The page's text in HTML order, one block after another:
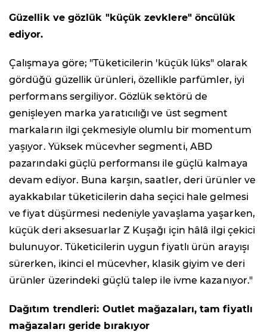
Güzellik ve gözlük "küçük zevklere" öncülük
ediyor.
Çalışmaya göre; "Tüketicilerin 'küçük lüks" olarak
gördüğü güzellik ürünleri, özellikle parfümler, iyi
performans sergiliyor. Gözlük sektörü de
genişleyen marka yaratıcılığı ve üst segment
markaların ilgi çekmesiyle olumlu bir momentum
yaşıyor. Yüksek mücevher segmenti, ABD
pazarındaki güçlü performansı ile güçlü kalmaya
devam ediyor. Buna karşın, saatler, deri ürünler ve
ayakkabılar tüketicilerin daha seçici hale gelmesi
ve fiyat düşürmesi nedeniyle yavaşlama yaşarken,
küçük deri aksesuarlar Z Kuşağı için hâlâ ilgi çekici
bulunuyor. Tüketicilerin uygun fiyatlı ürün arayışı
sürerken, ikinci el mücevher, klasik giyim ve deri
ürünler üzerindeki güçlü talep ile ivme kazanıyor."
Dağıtım trendleri: Outlet mağazaları, tam fiyatlı
mağazaları geride bırakıyor